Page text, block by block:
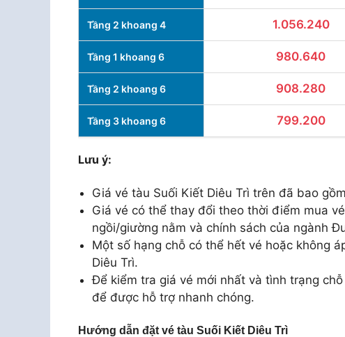
Tầng 2 khoang 4 1.056.240
Tầng 1 khoang 6 980.640
Tầng 2 khoang 6 908.280
Tầng 3 khoang 6 799.200
Lưu ý:
Giá vé tàu Suối Kiết Diêu Trì trên đã bao
Giá vé có thể thay đổi theo thời điểm mua
ngồi/giường nằm và chính sách của ngành
Một số hạng chỗ có thể hết vé hoặc không
Diêu Trì.
Để kiểm tra giá vé mới nhất và tình trạng
để được hỗ trợ nhanh chóng.
Hướng dẫn đặt vé tàu Suối Kiết Diêu Trì